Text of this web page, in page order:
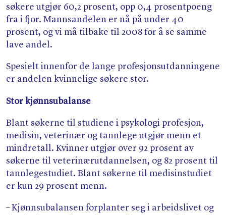
søkere utgjør 60,2 prosent, opp 0,4 prosentpoeng
fra i fjor. Mannsandelen er nå på under 40
prosent, og vi må tilbake til 2008 for å se samme
lave andel.
Spesielt innenfor de lange profesjonsutdanningene
er andelen kvinnelige søkere stor.
Stor kjønnsubalanse
Blant søkerne til studiene i psykologi profesjon,
medisin, veterinær og tannlege utgjør menn et
mindretall. Kvinner utgjør over 92 prosent av
søkerne til veterinærutdannelsen, og 82 prosent til
tannlegestudiet. Blant søkerne til medisinstudiet
er kun 29 prosent menn.
– Kjønnsubalansen forplanter seg i arbeidslivet og